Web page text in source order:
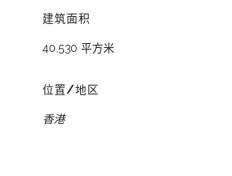
建筑面积
40,530 平方米
位置/地区
香港